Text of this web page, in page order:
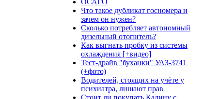
ОСАГО
Что такое дубликат госномера и
зачем он нужен?
Сколько потребляет автономный
дизельный отопитель?
Как выгнать пробку из системы
охлаждения [+видео]
Тест-драйв "буханки" УАЗ-3741
(+фото)
Водителей, стоящих на учёте у
психиатра, лишают прав
Стоит ли покупать Калину с